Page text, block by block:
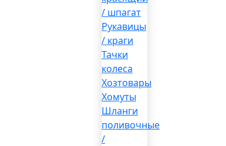
/ шпагат
Рукавицы
/ краги
Тачки
колеса
Хозтовары
Хомуты
Шланги
поливочные
/